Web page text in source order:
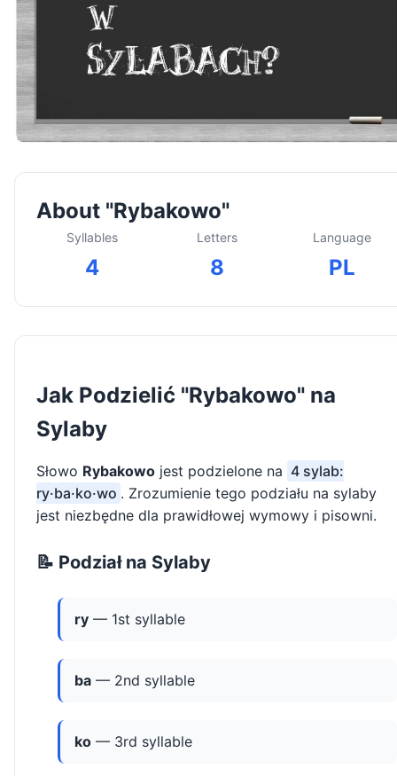
About "Rybakowo"
Syllables
4
Letters
8
Language
PL
Jak Podzielić "Rybakowo" na
Sylaby
Słowo Rybakowo jest podzielone na 4 sylab:
ry·ba·ko·wo . Zrozumienie tego podziału na sylaby
jest niezbędne dla prawidłowej wymowy i pisowni.
📝 Podział na Sylaby
ry — 1st syllable
ba — 2nd syllable
ko — 3rd syllable